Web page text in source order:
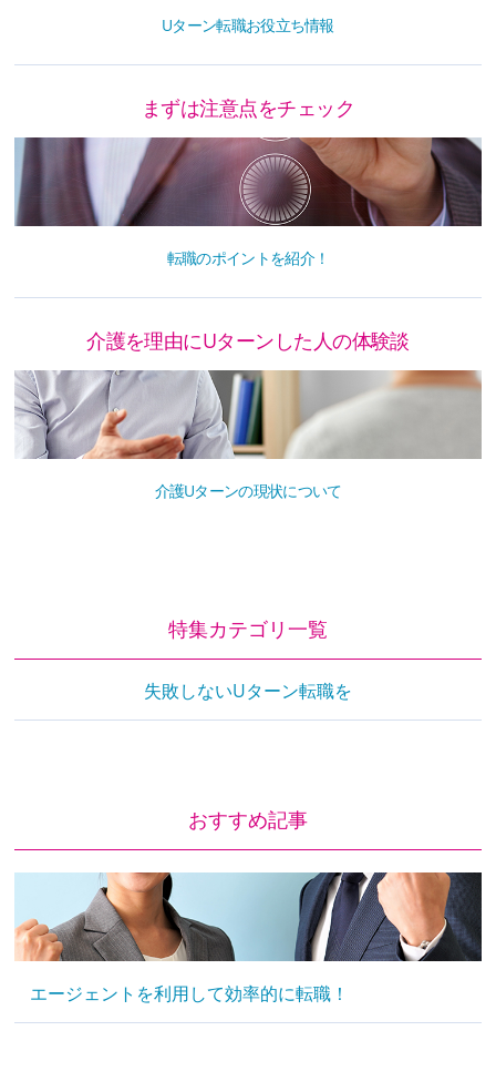
Uターン転職お役立ち情報
まずは注意点をチェック
転職のポイントを紹介！
介護を理由にUターンした人の体験談
介護Uターンの現状について
特集カテゴリ一覧
失敗しないUターン転職を
おすすめ記事
エージェントを利用して効率的に転職！